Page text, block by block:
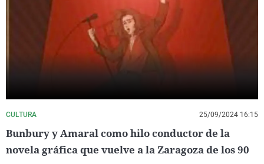
CULTURA 25/09/2024 16:15
Bunbury y Amaral como hilo conductor de la
novela gráfica que vuelve a la Zaragoza de los 90